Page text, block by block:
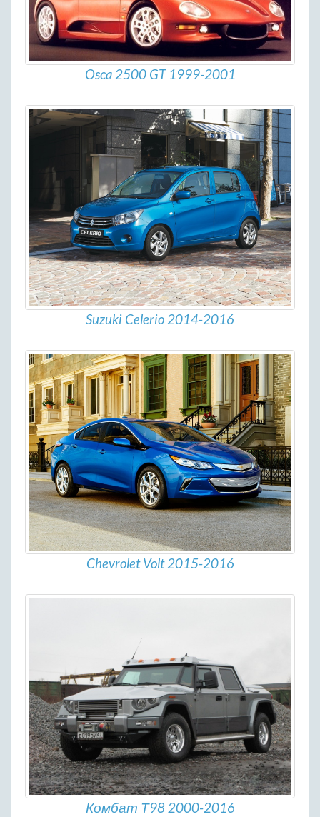
Osca 2500 GT 1999-2001
Suzuki Celerio 2014-2016
Chevrolet Volt 2015-2016
Комбат Т98 2000-2016